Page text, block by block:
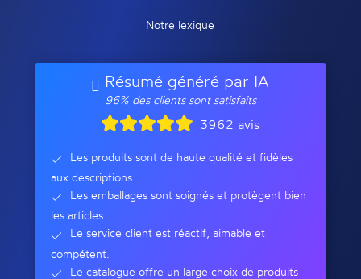
Notre lexique
Résumé généré par IA
96% des clients sont satisfaits
3962 avis
Les produits sont de haute qualité et fidèles
aux descriptions.
Les emballages sont soignés et protègent bien
les articles.
Le service client est réactif, aimable et
compétent.
Le catalogue offre un large choix de produits